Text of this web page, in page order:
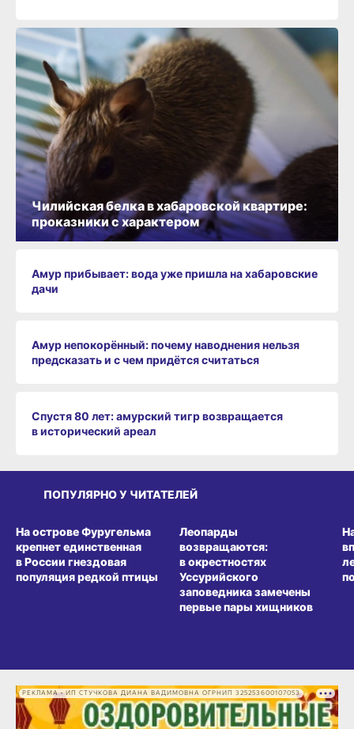
Амур прибывает: вода уже пришла на хабаровские
дачи
Амур непокорённый: почему наводнения нельзя
предсказать и с чем придётся считаться
Спустя 80 лет: амурский тигр возвращается
в исторический ареал
Чилийская белка в хабаровской квартире:
проказники с характером
ПОПУЛЯРНО У ЧИТАТЕЛЕЙ
На острове Фуругельма
крепнет единственная
в России гнездовая
популяция редкой птицы
Леопарды
возвращаются:
в окрестностях
Уссурийского
заповедника замечены
первые пары хищников
РЕКЛАМА • ИП СТУЧКОВА ДИАНА ВАДИМОВНА ОГРНИП 325253600107053